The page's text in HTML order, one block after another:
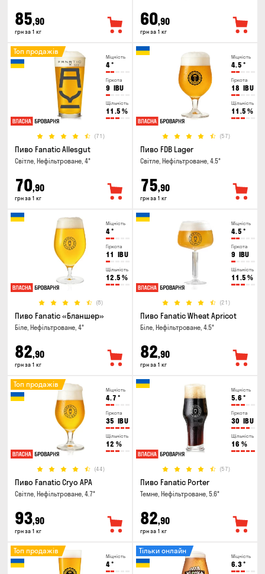
85,90
грн за 1 кг
60,90
грн за 1 кг
Міцність
4°
Гіркота
9 IBU
Щільність
11.5 %
(71)
Топ продажів
Пиво Fanatic Allesgut
Світле, Нефільтроване, 4°
70,90
грн за 1 кг
Міцність
4.5 °
Гіркота
18 IBU
Щільність
11.5 %
(57)
Пиво FDB Lager
Світле, Нефільтроване, 4.5°
75,90
грн за 1 кг
Міцність
4°
Гіркота
11 IBU
Щільність
12.5 %
(8)
Пиво Fanatic «Бланшер»
Біле, Нефільтроване, 4°
82,90
грн за 1 кг
Міцність
4.5 °
Гіркота
9 IBU
Щільність
11.5 %
(21)
Пиво Fanatic Wheat Apricot
Біле, Нефільтроване, 4.5°
82,90
грн за 1 кг
Міцність
4.7 °
Гіркота
35 IBU
Щільність
12 %
(44)
Топ продажів
Пиво Fanatic Cryo APA
Світле, Нефільтроване, 4.7°
93,90
грн за 1 кг
Міцність
5.6 °
Гіркота
30 IBU
Щільність
16 %
(57)
Пиво Fanatic Porter
Темне, Нефільтроване, 5.6°
82,90
грн за 1 кг
Міцність
4°
Топ продажів
Міцність
6.3°
Тільки онлайн